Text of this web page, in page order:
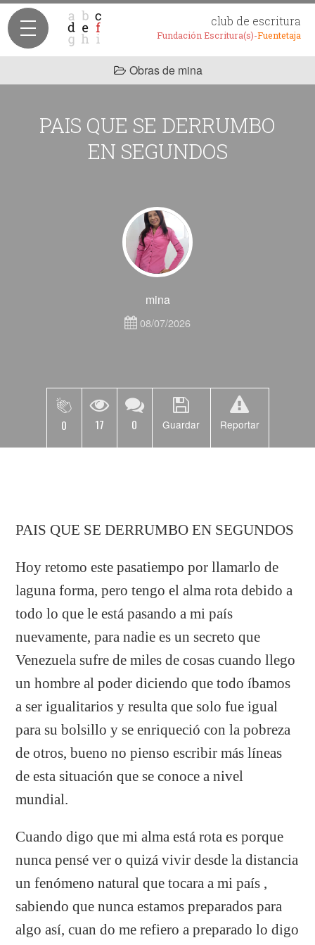
club de escritura
Fundación Escritura(s)-Fuentetaja
Obras de mina
PAIS QUE SE DERRUMBO
EN SEGUNDOS
mina
08/07/2026
0 17 0 Guardar Reportar
PAIS QUE SE DERRUMBO EN SEGUNDOS
Hoy retomo este pasatiempo por llamarlo de
laguna forma, pero tengo el alma rota debido a
todo lo que le está pasando a mi país
nuevamente, para nadie es un secreto que
Venezuela sufre de miles de cosas cuando llego
un hombre al poder diciendo que todo íbamos
a ser igualitarios y resulta que solo fue igual
para su bolsillo y se enriqueció con la pobreza
de otros, bueno no pienso escribir más líneas
de esta situación que se conoce a nivel
mundial.
Cuando digo que mi alma está rota es porque
nunca pensé ver o quizá vivir desde la distancia
un fenómeno natural que tocara a mi país ,
sabiendo que nunca estamos preparados para
algo así, cuan do me refiero a preparado lo digo